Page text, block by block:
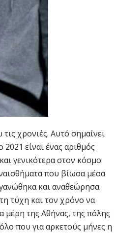
χρονιές. Αυτό σημαίνει
είναι ένας αριθμός
γενικότερα στον κόσμο
που βίωσα μέσα
και αναθεώρησα
τύχη και τον χρόνο να
μέρη της Αθήνας, της πόλης
που για αρκετούς μήνες η